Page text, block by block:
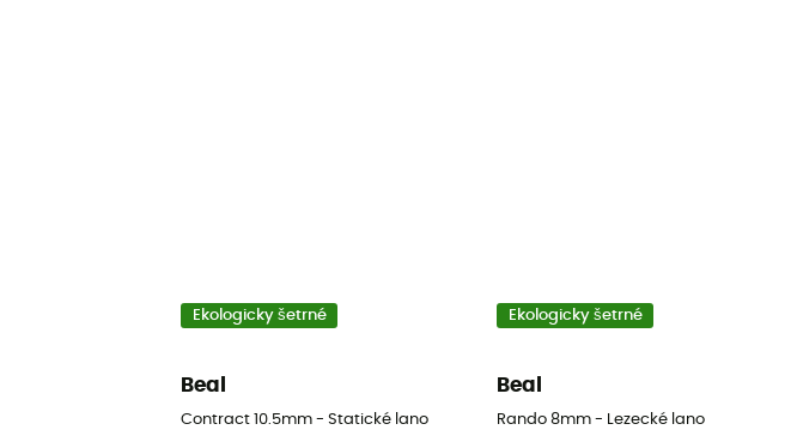
Ekologicky šetrné
Beal
Contract 10.5mm - Statické lano
Ekologicky šetrné
Beal
Rando 8mm - Lezecké lano